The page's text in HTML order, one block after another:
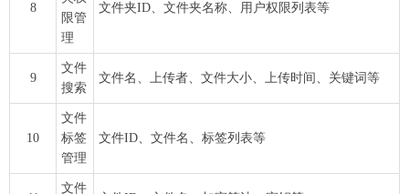
8
限管
理
文件夹ID、文件夹名称、用户权限列表等
9
文件
搜索
文件名、上传者、文件大小、上传时间、关键词等
10
文件
标签
管理
文件ID、文件名、标签列表等
文件